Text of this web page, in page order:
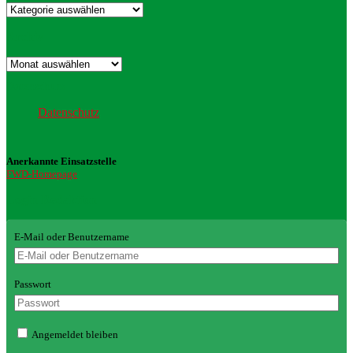
Kategorien
Archiv
Datenschutz
Anerkannte Einsatzstelle
FWD-Homepage
E-Mail oder Benutzername
Passwort
Angemeldet bleiben